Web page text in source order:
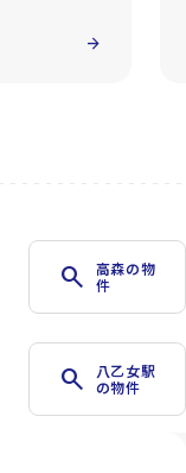
arrow_forward
search
高森の物
件
search
八乙女駅
の物件